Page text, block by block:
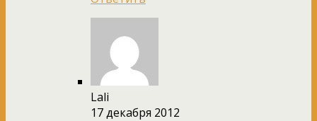
Lali
17 декабря 2012